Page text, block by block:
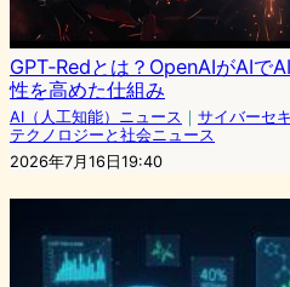
GPT‑Redとは？OpenAIがAIで
性を高めた仕組み
AI（人工知能）ニュース ｜ サイバーセ
テクノロジーと社会ニュース
2026年7月16日19:40